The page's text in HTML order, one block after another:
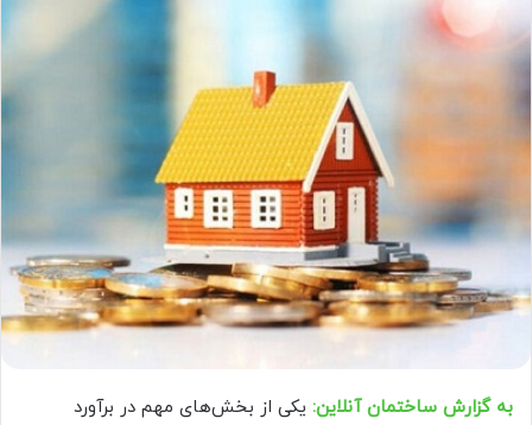
به گزارش ساختمان آنلاین: یکی از بخش‌های مهم در برآورد